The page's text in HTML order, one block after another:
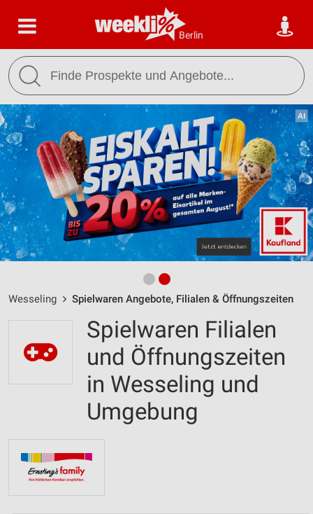
Berlin
Wesseling Spielwaren Angebote, Filialen & Öffnungszeiten
Spielwaren Filialen
und Öffnungszeiten
in Wesseling und
Umgebung